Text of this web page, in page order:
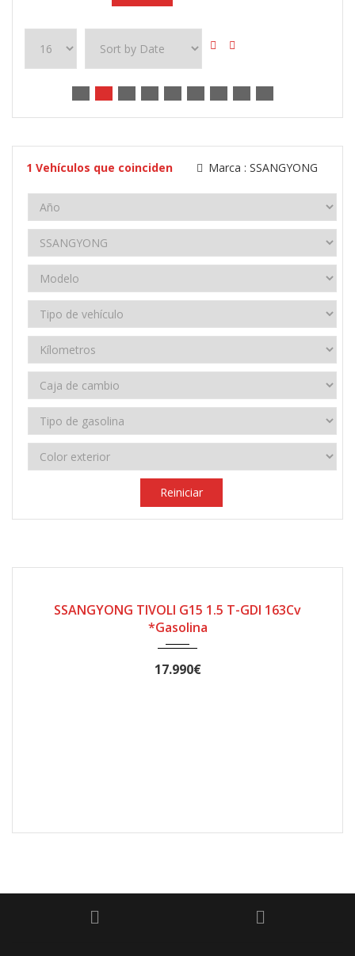
1 Vehículos que coinciden Marca : SSANGYONG
Reiniciar
SSANGYONG TIVOLI G15 1.5 T-GDI 163Cv
*Gasolina
17.990€